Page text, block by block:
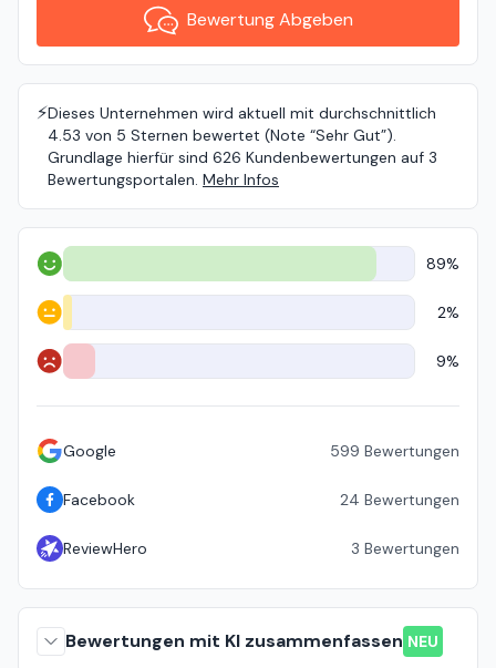
Bewertung Abgeben
⚡️Dieses Unternehmen wird aktuell mit durchschnittlich
4.53 von 5 Sternen bewertet (Note “Sehr Gut”).
Grundlage hierfür sind 626 Kundenbewertungen auf 3
Bewertungsportalen. Mehr Infos
Positiv 89%
Neutral 2%
Negativ 9%
Google 599 Bewertungen
Facebook 24 Bewertungen
ReviewHero 3 Bewertungen
Bewertungen mit KI zusammenfassen NEU